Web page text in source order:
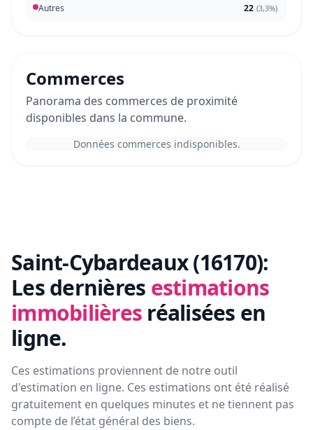
Autres 22 (3,3%)
Commerces
Panorama des commerces de proximité
disponibles dans la commune.
Données commerces indisponibles.
Saint-Cybardeaux (16170):
Les dernières estimations
immobilières réalisées en
ligne.
Ces estimations proviennent de notre outil
d'estimation en ligne. Ces estimations ont été réalisé
gratuitement en quelques minutes et ne tiennent pas
compte de l’état général des biens.